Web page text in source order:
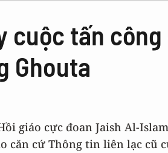
cuộc tấn
Ghouta
giáo cực đoan Jaish Al-
căn cứ Thông tin liên lạc cũ